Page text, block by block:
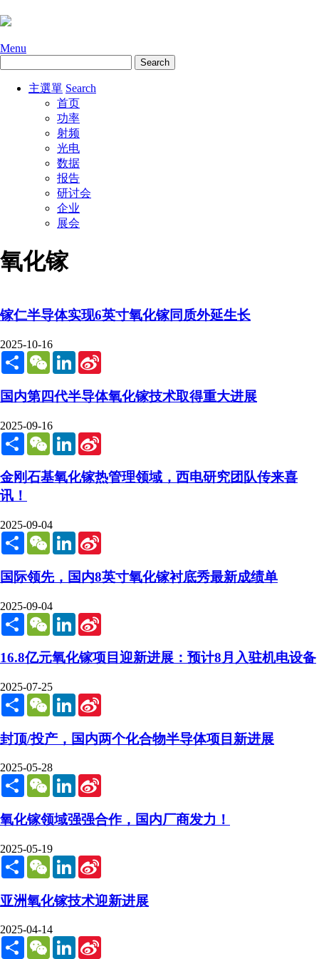
Menu
主選單 Search
首页
功率
射频
光电
数据
报告
研讨会
企业
展会
氧化镓
镓仁半导体实现6英寸氧化镓同质外延生长
2025-10-16
Share WeChatLinkedIn
国内第四代半导体氧化镓技术取得重大进展
2025-09-16
Share WeChatLinkedIn
金刚石基氧化镓热管理领域，西电研究团队传来喜
讯！
2025-09-04
Share WeChatLinkedIn
国际领先，国内8英寸氧化镓衬底秀最新成绩单
2025-09-04
Share WeChatLinkedIn
16.8亿元氧化镓项目迎新进展：预计8月入驻机电设备
2025-07-25
Share WeChatLinkedIn
封顶/投产，国内两个化合物半导体项目新进展
2025-05-28
Share WeChatLinkedIn
氧化镓领域强强合作，国内厂商发力！
2025-05-19
Share WeChatLinkedIn
亚洲氧化镓技术迎新进展
2025-04-14
Share WeChatLinkedIn